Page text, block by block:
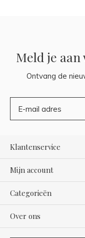
Meld je
Ontvang de
Klantenservice
Mijn account
Categorieën
Over ons